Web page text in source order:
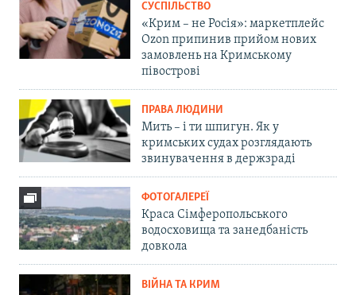
СУСПІЛЬСТВО
«Крим – не Росія»: маркетплейс
Ozon припинив прийом нових
замовлень на Кримському
півострові
ПРАВА ЛЮДИНИ
Мить – і ти шпигун. Як у
кримських судах розглядають
звинувачення в держзраді
ФОТОГАЛЕРЕЇ
Краса Сімферопольського
водосховища та занедбаність
довкола
ВІЙНА ТА КРИМ